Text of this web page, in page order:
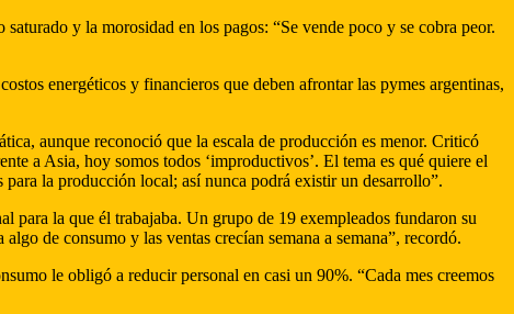
y la morosidad en los pagos: “Se vende poco y se cobra peor.
energéticos y financieros que deben afrontar las pymes argentinas,
aunque reconoció que la escala de producción es menor. Criticó
a Asia, hoy somos todos ‘improductivos’. El tema es qué quiere el
la producción local; así nunca podrá existir un desarrollo”.
para la que él trabajaba. Un grupo de 19 exempleados fundaron su
de consumo y las ventas crecían semana a semana”, recordó.
le obligó a reducir personal en casi un 90%. “Cada mes creemos